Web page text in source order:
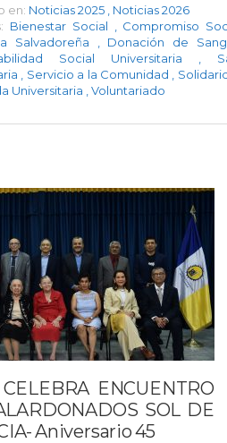
en: Noticias 2025
Noticias 2026
Bienestar Social Compromiso
Salvadoreña
Donación de
Social Universitaria
Servicio a la Comunidad
Universitaria Voluntariado
ENCUENTRO
SOL DE
Aniversario 45